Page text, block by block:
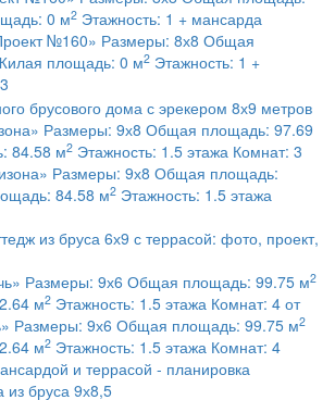
0 м2 Этажность: 1 + мансарда
№160» Размеры: 8х8 Общая
площадь: 0 м2 Этажность: 1 +
3
Размеры: 9х8 Общая площадь: 97.69
84.58 м2 Этажность: 1.5 этажа Комнат: 3
Размеры: 9х8 Общая площадь:
84.58 м2 Этажность: 1.5 этажа
Размеры: 9х6 Общая площадь: 99.75 м2
м2 Этажность: 1.5 этажа Комнат: 4 от
Размеры: 9х6 Общая площадь: 99.75 м2
м2 Этажность: 1.5 этажа Комнат: 4